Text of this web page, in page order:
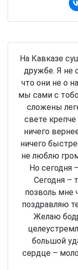
На Кавказе
дружбе. Я не
что они не о
мы сами с
сложены
свете
ничего
ничего
не люблю
Но сегодня
Сегодня –
позволь мне
поздравляю
Желаю
большой
сердце –